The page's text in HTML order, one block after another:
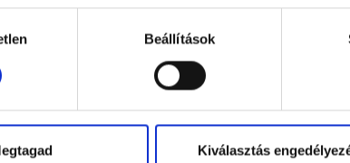
Beállítások
Kiválasztás